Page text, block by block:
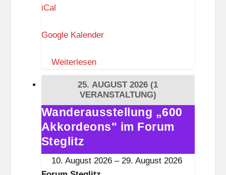
s
a
a
e
a
n
k
iCal
Google Kalender
Weiterlesen
25. AUGUST 2026 (1
VERANSTALTUNG)
Wanderausstellung
„600
Akkordeons"
im
Wanderausstellung „600
Akkordeons" im Forum
Steglitz
10. August 2026 – 29. August 2026